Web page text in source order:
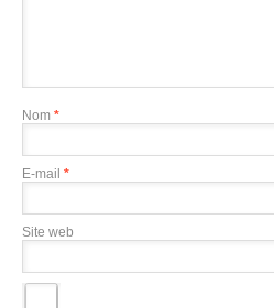
Nom *
E-mail *
Site web